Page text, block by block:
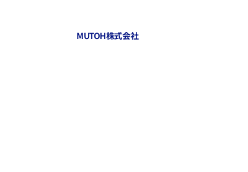
MUTOH株式会社